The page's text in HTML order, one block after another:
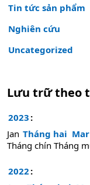
Tin tức sản phẩm
Nghiên cứu
Uncategorized
Lưu trữ theo
2023 :
Jan Tháng hai Mar
Tháng chín Tháng
2022 :